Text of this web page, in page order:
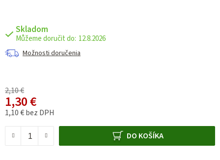
Skladom
12.8.2026
Možnosti doručenia
2,10 €
1,30 €
1,10 € bez DPH
DO KOŠÍKA